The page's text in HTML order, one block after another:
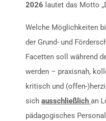
2026 lautet das Motto
Welche Möglichkeiten
der Grund- und
Facetten soll während
werden – praxisnah,
kritisch und (offen-
sichausschließlich an
pädagogisches